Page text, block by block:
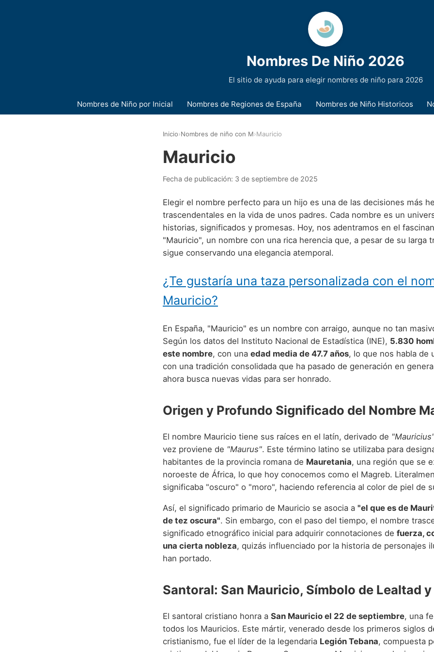
Nombres De Niño 2026
El sitio de ayuda para elegir nombres de niño para 2026
Nombres de Niño por Inicial Nombres de Regiones de España Nombres de Niño Historicos
Inicio›Nombres de niño con M›Mauricio
Mauricio
Fecha de publicación: 3 de septiembre de 2025
Elegir el nombre perfecto para un hijo es una de las decisiones más
trascendentales en la vida de unos padres. Cada nombre es un
historias, significados y promesas. Hoy, nos adentramos en el
"Mauricio", un nombre con una rica herencia que, a pesar de su larga
sigue conservando una elegancia atemporal.
¿Te gustaría una taza personalizada con el
Mauricio?
En España, "Mauricio" es un nombre con arraigo, aunque no tan
Según los datos del Instituto Nacional de Estadística (INE), 5.830
este nombre, con una edad media de 47.7 años, lo que nos habla de
con una tradición consolidada que ha pasado de generación en
ahora busca nuevas vidas para ser honrado.
Origen y Profundo Significado del Nombre
El nombre Mauricio tiene sus raíces en el latín, derivado de
vez proviene de "Maurus". Este término latino se utilizaba para
habitantes de la provincia romana de Mauretania, una región que se
noroeste de África, lo que hoy conocemos como el Magreb.
significaba "oscuro" o "moro", haciendo referencia al color de piel de
Así, el significado primario de Mauricio se asocia a "el que es de
de tez oscura". Sin embargo, con el paso del tiempo, el nombre
significado etnográfico inicial para adquirir connotaciones de fuerza,
una cierta nobleza, quizás influenciado por la historia de personajes
han portado.
Santoral: San Mauricio, Símbolo de Lealtad y
El santoral cristiano honra a San Mauricio el 22 de septiembre, una
todos los Mauricios. Este mártir, venerado desde los primeros siglos
cristianismo, fue el líder de la legendaria Legión Tebana, compuesta